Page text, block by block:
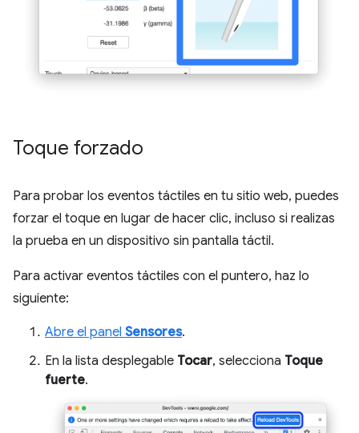
Toque forzado
Para probar los eventos táctiles en tu sitio web, puedes
forzar el toque en lugar de hacer clic, incluso si realizas
la prueba en un dispositivo sin pantalla táctil.
Para activar eventos táctiles con el puntero, haz lo
siguiente:
Abre el panel Sensores.
En la lista desplegable Tocar, selecciona Toque
fuerte.